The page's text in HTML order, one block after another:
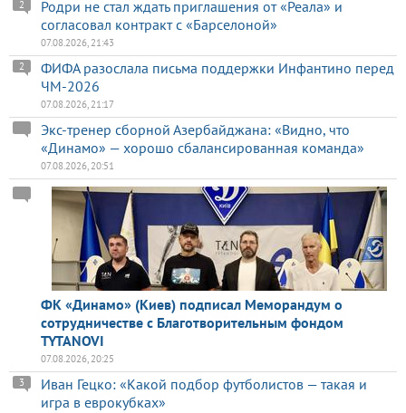
Родри не стал ждать приглашения от «Реала» и
согласовал контракт с «Барселоной»
2
07.08.2026, 21:43
ФИФА разослала письма поддержки Инфантино перед
ЧМ-2026
2
07.08.2026, 21:17
Экс-тренер сборной Азербайджана: «Видно, что
«Динамо» — хорошо сбалансированная команда»
07.08.2026, 20:51
ФК «Динамо» (Киев) подписал Меморандум о
сотрудничестве с Благотворительным фондом
TYTANOVI
07.08.2026, 20:25
Иван Гецко: «Какой подбор футболистов — такая и
игра в еврокубках»
3